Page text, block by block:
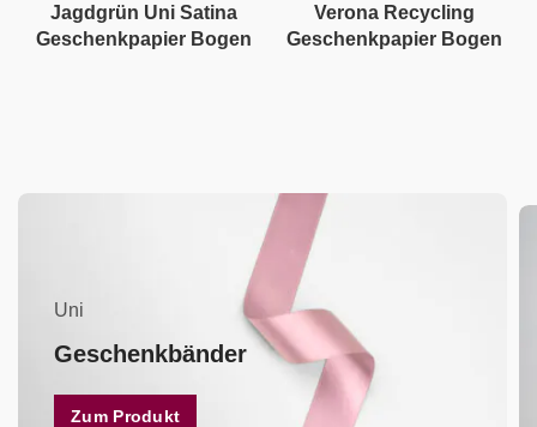
Jagdgrün Uni Satina
Geschenkpapier Bogen
Verona Recycling
Geschenkpapier Bogen
Uni
Geschenkbänder
Zum Produkt